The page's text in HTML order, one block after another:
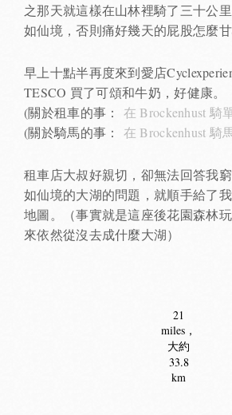
之那天就這樣在山林裡騎了三十公
如仙境，否則痛好幾天的屁股怎麼甘
早上十點半再度來到愛店
TESCO 買了可頌和牛奶，好健康。
(關於租車的事： 在 Brockenhust 騎
(關於騎馬的事： 在 Brockenhust 騎
租車店大叔好親切，卻無法回答我
如仙境的大湖的問題，就順手給了
地圖。（事實就是這座後花園森林
來依然從沒去成什麼大湖）
21
miles，
大約
33.8
km